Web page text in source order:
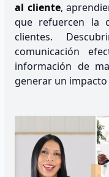
al cliente,
que refuercen la
clientes.
comunicación
información de
generar un